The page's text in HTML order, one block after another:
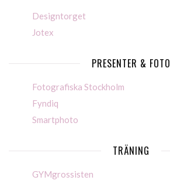
Designtorget
Jotex
PRESENTER & FOTO
Fotografiska Stockholm
Fyndiq
Smartphoto
TRÄNING
GYMgrossisten